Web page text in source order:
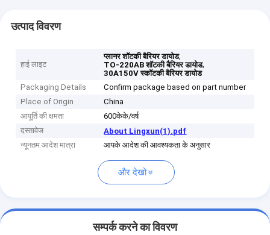
उत्पाद विवरण
हाई लाइट
प्लानर शॉटकी बैरियर डायोड,
TO-220AB शॉटकी बैरियर डायोड,
30A150V स्कॉटकी बैरियर डायोड
Packaging Details
Confirm package based on part number
Place of Origin
China
आपूर्ति की क्षमता
600केके/वर्ष
दस्तावेज
About Lingxun(1).pdf
न्यूनतम आदेश मात्रा
आपके आदेश की आवश्यकता के अनुसार
और देखो
सम्पर्क करने का विवरण